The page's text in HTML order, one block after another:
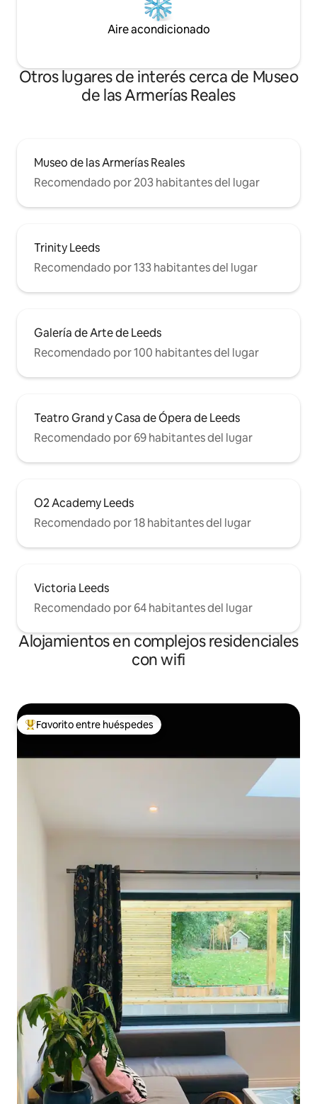
Aire acondicionado
Otros lugares de interés cerca de Museo
de las Armerías Reales
Museo de las Armerías Reales
Recomendado por 203 habitantes del lugar
Trinity Leeds
Recomendado por 133 habitantes del lugar
Galería de Arte de Leeds
Recomendado por 100 habitantes del lugar
Teatro Grand y Casa de Ópera de Leeds
Recomendado por 69 habitantes del lugar
O2 Academy Leeds
Recomendado por 18 habitantes del lugar
Victoria Leeds
Recomendado por 64 habitantes del lugar
Alojamientos en complejos residenciales
con wifi
Favorito entre los huéspedes más destacados
Favorito entre huéspedes